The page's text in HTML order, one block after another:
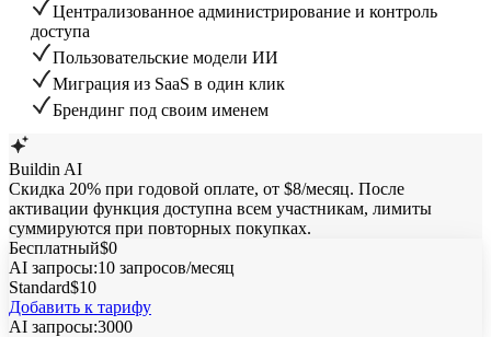
Централизованное администрирование и контроль
доступа
Пользовательские модели ИИ
Миграция из SaaS в один клик
Брендинг под своим именем
Buildin AI
Скидка 20% при годовой оплате, от $8/месяц. После
активации функция доступна всем участникам, лимиты
суммируются при повторных покупках.
Бесплатный$0
AI запросы:10 запросов/месяц
Standard$10
Добавить к тарифу
AI запросы:3000